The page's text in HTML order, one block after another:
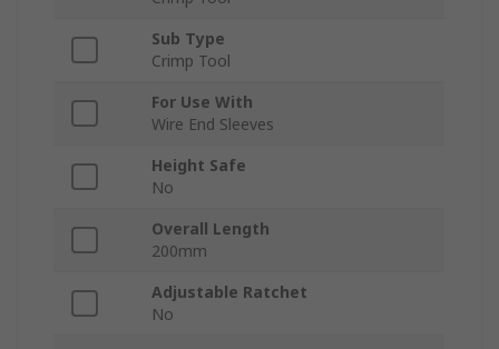
Sub Type
Crimp Tool
For Use With
Wire End Sleeves
Height Safe
No
Overall Length
200mm
Adjustable Ratchet
No